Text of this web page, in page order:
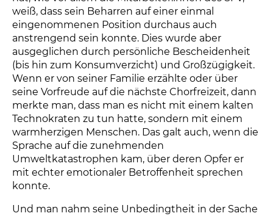
weiß, dass sein Beharren auf einer einmal
eingenommenen Position durchaus auch
anstrengend sein konnte. Dies wurde aber
ausgeglichen durch persönliche Bescheidenheit
(bis hin zum Konsumverzicht) und Großzügigkeit.
Wenn er von seiner Familie erzählte oder über
seine Vorfreude auf die nächste Chorfreizeit, dann
merkte man, dass man es nicht mit einem kalten
Technokraten zu tun hatte, sondern mit einem
warmherzigen Menschen. Das galt auch, wenn die
Sprache auf die zunehmenden
Umweltkatastrophen kam, über deren Opfer er
mit echter emotionaler Betroffenheit sprechen
konnte.
Und man nahm seine Unbedingtheit in der Sache